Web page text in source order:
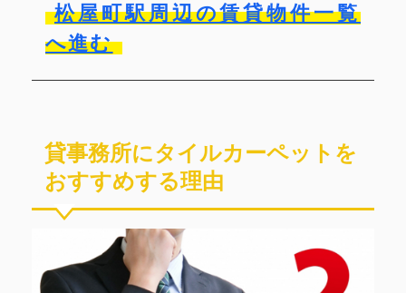
松屋町駅周辺の賃貸物件一覧
へ進む
貸事務所にタイルカーペットを
おすすめする理由